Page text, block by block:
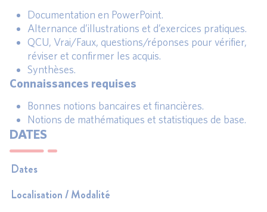
Documentation en PowerPoint.
Alternance d’illustrations et d’exercices pratiques.
QCU, Vrai/Faux, questions/réponses pour vérifier,
réviser et confirmer les acquis.
Synthèses.
Connaissances requises
Bonnes notions bancaires et financières.
Notions de mathématiques et statistiques de base.
DATES
Dates
Localisation / Modalité